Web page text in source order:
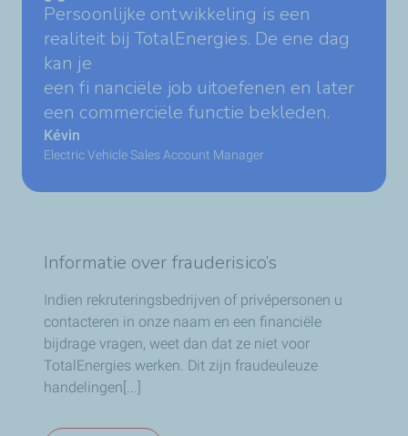
Persoonlijke ontwikkeling is een
realiteit bij TotalEnergies. De ene dag
kan je
een fi nanciële job uitoefenen en later
een commerciële functie bekleden.
Kévin
Electric Vehicle Sales Account Manager
Informatie over frauderisico’s
Indien rekruteringsbedrijven of privépersonen u
contacteren in onze naam en een financiële
bijdrage vragen, weet dan dat ze niet voor
TotalEnergies werken. Dit zijn fraudeuleuze
handelingen[...]